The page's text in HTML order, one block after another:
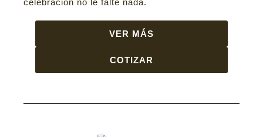
celebración no le falte nada.
VER MÁS
COTIZAR